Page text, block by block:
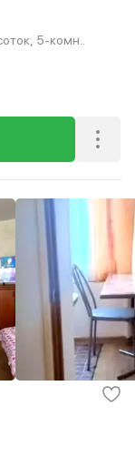
5-комн..